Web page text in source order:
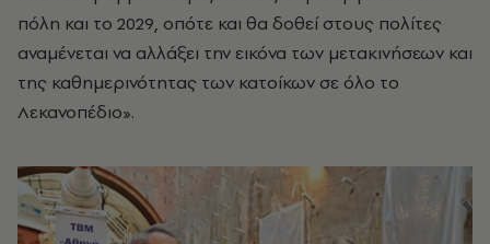
πόλη και το 2029, οπότε και θα δοθεί στους πολίτες
αναμένεται να αλλάξει την εικόνα των μετακινήσεων και
της καθημερινότητας των κατοίκων σε όλο το
Λεκανοπέδιο».